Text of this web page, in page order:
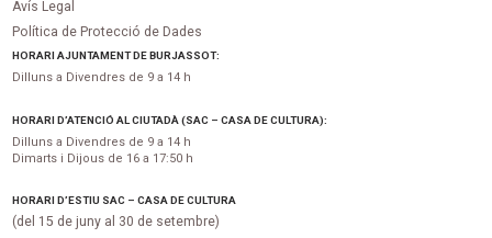
Avís Legal
Política de Protecció de Dades
HORARI AJUNTAMENT DE BURJASSOT:
Dilluns a Divendres de 9 a 14 h
HORARI D’ATENCIÓ AL CIUTADÀ (SAC – CASA DE CULTURA):
Dilluns a Divendres de 9 a 14 h
Dimarts i Dijous de 16 a 17:50 h
HORARI D’ESTIU SAC – CASA DE CULTURA
(del 15 de juny al 30 de setembre)